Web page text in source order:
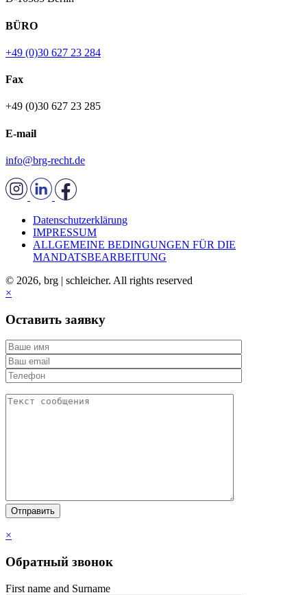
BÜRO
+49 (0)30 627 23 284
Fax
+49 (0)30 627 23 285
E-mail
info@brg-recht.de
Datenschutzerklärung
IMPRESSUM
ALLGEMEINE BEDINGUNGEN FÜR DIE
MANDATSBEARBEITUNG
© 2026, brg | schleicher. All rights reserved
×
Оставить заявку
×
Обратный звонок
First name and Surname